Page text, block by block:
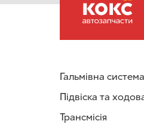
Гальмівна система
Підвіска та
Трансмісія